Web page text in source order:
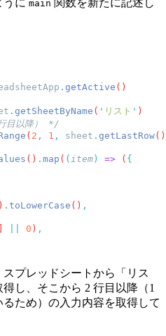
うに main 関数を新たに記述し
. getActive
. getSheetByName ( ' リスト '
( 2 , 1 , sheet . getLastRow
() . map ( ( item ) => (
) . toLowerCase ()
0 )
プレッドシートから「リス
し、そこから 2 行目以降（1
ため）の入力内容を取得して